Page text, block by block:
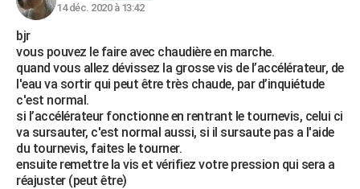
14 déc. 2020 à 13:42
bjr
vous pouvez le faire avec chaudière en marche.
quand vous allez dévissez la grosse vis de l’accélérateur, de
l'eau va sortir qui peut être très chaude, par d’inquiétude
c'est normal.
si l’accélérateur fonctionne en rentrant le tournevis, celui ci
va sursauter, c'est normal aussi, si il sursaute pas a l'aide
du tournevis, faites le tourner.
ensuite remettre la vis et vérifiez votre pression qui sera a
réajuster (peut être)